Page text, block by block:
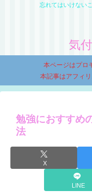
忘れてはいけない
気
本ページはプロ
本記事はアフィ
勉強におすすめ
法
X
LINE